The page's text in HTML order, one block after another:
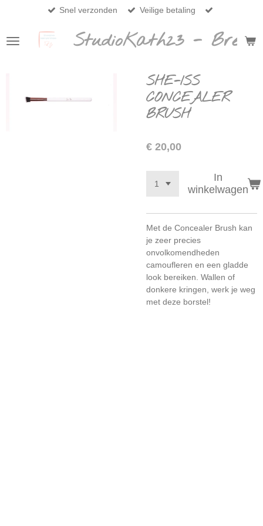
naar
de
StudioKath23 -
Snel verzonden Veilige betaling
SHE-ISS
CONCEALER
BRUSH
€ 20,00
In
winkelwagen
Met de Concealer Brush kan
je zeer precies
onvolkomendheden
camoufleren en een gladde
look bereiken. Wallen of
donkere kringen, werk je weg
met deze borstel!